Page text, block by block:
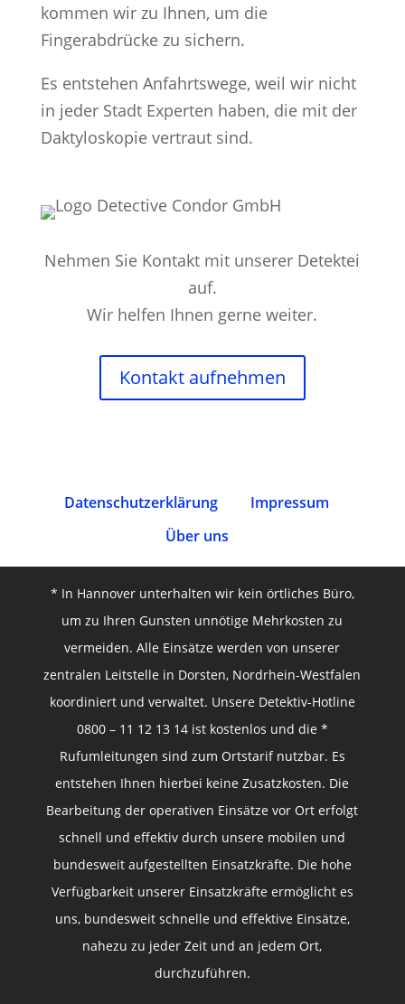
kommen wir zu Ihnen, um die
Fingerabdrücke zu sichern.
Es entstehen Anfahrtswege, weil wir nicht
in jeder Stadt Experten haben, die mit der
Daktyloskopie vertraut sind.
Nehmen Sie Kontakt mit unserer Detektei
auf.
Wir helfen Ihnen gerne weiter.
Kontakt aufnehmen
Datenschutz­erklärung
Impressum
Über uns
* In Hannover unterhalten wir kein örtliches Büro,
um zu Ihren Gunsten unnötige Mehrkosten zu
vermeiden. Alle Einsätze werden von unserer
zentralen Leitstelle in Dorsten, Nordrhein-Westfalen
koordiniert und verwaltet. Unsere Detektiv-Hotline
0800 – 11 12 13 14 ist kostenlos und die *
Rufumleitungen sind zum Ortstarif nutzbar. Es
entstehen Ihnen hierbei keine Zusatzkosten. Die
Bearbeitung der operativen Einsätze vor Ort erfolgt
schnell und effektiv durch unsere mobilen und
bundesweit aufgestellten Einsatzkräfte. Die hohe
Verfügbarkeit unserer Einsatzkräfte ermöglicht es
uns, bundesweit schnelle und effektive Einsätze,
nahezu zu jeder Zeit und an jedem Ort,
durchzuführen.